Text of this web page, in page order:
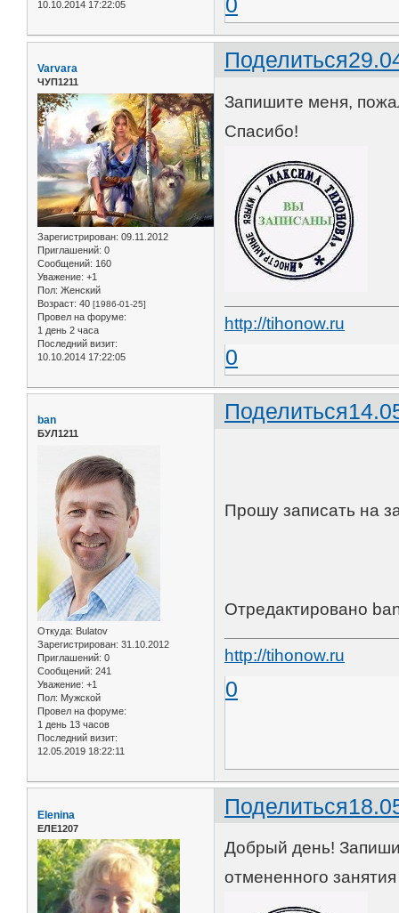
10.10.2014 17:22:05
Поделиться
Varvara
ЧУП1211
Зарегистрирован: 09.11.2012
Приглашений: 0
Сообщений: 160
Уважение: +1
Пол: Женский
Возраст: 40 [1986-01-25]
Провел на форуме:
1 день 2 часа
Последний визит:
10.10.2014 17:22:05
Запишите меня,
Спасибо!
http://tihonow.ru
0
Поделиться
ban
БУЛ1211
Откуда: Bulatov
Зарегистрирован: 31.10.2012
Приглашений: 0
Сообщений: 241
Уважение: +1
Пол: Мужской
Провел на форуме:
1 день 13 часов
Последний визит:
12.05.2019 18:22:11
Прошу записать на
Отредактировано
http://tihonow.ru
0
Поделиться
Elenina
ЕЛЕ1207
Добрый день!
отмененного занятия